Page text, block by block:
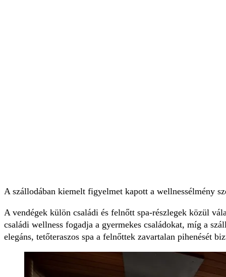
A szállodában kiemelt figyelmet kapott a wellnessélmény
A vendégek külön családi és felnőtt spa-részlegek közül
családi wellness fogadja a gyermekes családokat, míg a
elegáns, tetőteraszos spa a felnőttek zavartalan pihenését